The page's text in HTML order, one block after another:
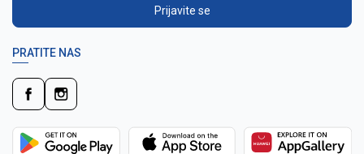
Prijavite se
PRATITE NAS